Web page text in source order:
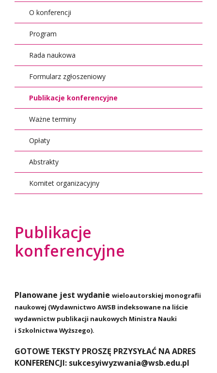
O konferencji
Program
Rada naukowa
Formularz zgłoszeniowy
Publikacje konferencyjne
Ważne terminy
Opłaty
Abstrakty
Komitet organizacyjny
Publikacje
konferencyjne
Planowane jest wydanie wieloautorskiej monografii
naukowej (Wydawnictwo AWSB indeksowane na liście
wydawnictw publikacji naukowych Ministra Nauki
i Szkolnictwa Wyższego).
GOTOWE TEKSTY PROSZĘ PRZYSYŁAĆ NA ADRES
KONFERENCJI: sukcesyiwyzwania@wsb.edu.pl